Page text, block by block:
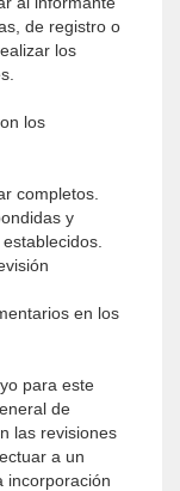
de registro o
los
los
completos.
y
en los
para este
de
las revisiones
a un
incorporación